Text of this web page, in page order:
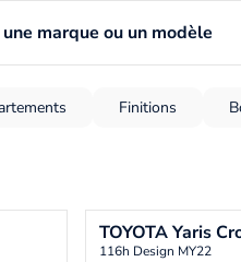
marque ou un modèle
Finitions
TOYOTAYaris
116h Design MY22